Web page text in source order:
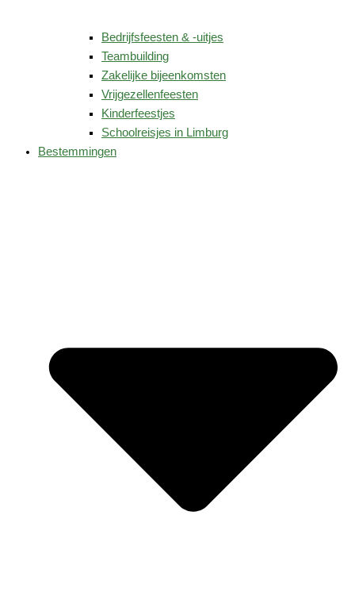
Bedrijfsfeesten & -uitjes
Teambuilding
Zakelijke bijeenkomsten
Vrijgezellenfeesten
Kinderfeestjes
Schoolreisjes in Limburg
Bestemmingen